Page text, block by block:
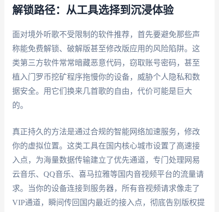
解锁路径：从工具选择到沉浸体验
面对境外听歌不受限制的软件推荐，首先要避免那些声
称能免费解锁、破解版甚至修改版应用的风险陷阱。这
类第三方软件常常暗藏恶意代码，窃取账号密码，甚至
植入门罗币挖矿程序拖慢你的设备，威胁个人隐私和数
据安全。用它们换来几首歌的自由，代价可能是巨大
的。
真正持久的方法是通过合规的智能网络加速服务，修改
你的虚拟位置。这类工具在国内核心城市设置了高速接
入点，为海量数据传输建立了优先通道，专门处理网易
云音乐、QQ音乐、喜马拉雅等国内音视频平台的流量请
求。当你的设备连接到服务器，所有音视频请求像走了
VIP通道，瞬间传回国内最近的接入点，彻底告别版权提